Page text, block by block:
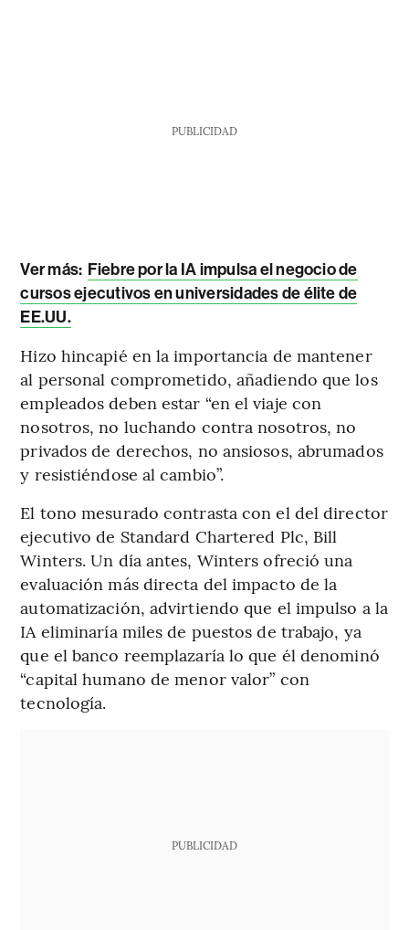
PUBLICIDAD
Ver más: Fiebre por la IA impulsa el negocio de
cursos ejecutivos en universidades de élite de
EE.UU.
Hizo hincapié en la importancia de mantener
al personal comprometido, añadiendo que los
empleados deben estar “en el viaje con
nosotros, no luchando contra nosotros, no
privados de derechos, no ansiosos, abrumados
y resistiéndose al cambio”.
El tono mesurado contrasta con el del director
ejecutivo de Standard Chartered Plc, Bill
Winters. Un día antes, Winters ofreció una
evaluación más directa del impacto de la
automatización, advirtiendo que el impulso a la
IA eliminaría miles de puestos de trabajo, ya
que el banco reemplazaría lo que él denominó
“capital humano de menor valor” con
tecnología.
PUBLICIDAD